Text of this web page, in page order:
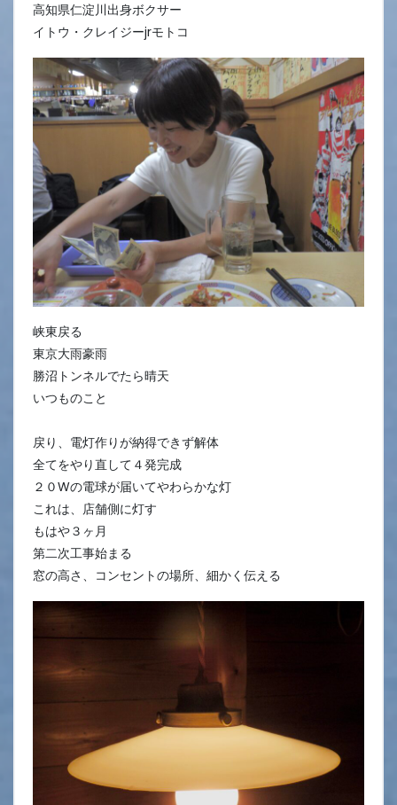
高知県仁淀川出身ボクサー
イトウ・クレイジーjrモトコ
峡東戻る
東京大雨豪雨
勝沼トンネルでたら晴天
いつものこと
戻り、電灯作りが納得できず解体
全てをやり直して４発完成
２０Wの電球が届いてやわらかな灯
これは、店舗側に灯す
もはや３ヶ月
第二次工事始まる
窓の高さ、コンセントの場所、細かく伝える